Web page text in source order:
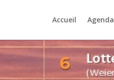
Accueil Agenda